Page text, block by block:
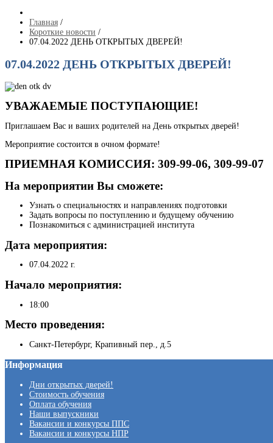
Главная /
Короткие новости /
07.04.2022 ДЕНЬ ОТКРЫТЫХ ДВЕРЕЙ!
07.04.2022 ДЕНЬ ОТКРЫТЫХ ДВЕРЕЙ!
УВАЖАЕМЫЕ ПОСТУПАЮЩИЕ!
Приглашаем Вас и ваших родителей на День открытых дверей!
Мероприятие состоится в очном формате!
ПРИЕМНАЯ КОМИССИЯ: 309-99-06, 309-99-07
На мероприятии Вы сможете:
Узнать о специальностях и направлениях подготовки
Задать вопросы по поступлению и будущему обучению
Познакомиться с администрацией института
Дата мероприятия:
07.04.2022 г.
Начало мероприятия:
18:00
Место проведения:
Санкт-Петербург, Крапивный пер., д.5
Информация
Дни открытых дверей!
Стоимость обучения
Оплата обучения
Наши выпускники
Вакансии и конкурсы ППС
Вакансии и конкурсы НПР